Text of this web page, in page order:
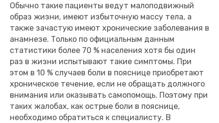
Обычно такие пациенты ведут малоподвижный
образ жизни, имеют избыточную массу тела, а
также зачастую имеют хронические заболевания в
анамнезе. Только по официальным данным
статистики более 70 % населения хотя бы один
раз в жизни испытывают такие симптомы. При
этом в 10 % случаев боли в пояснице приобретают
хроническое течение, если не обращать должного
внимания или оказывать самопомощь. Поэтому при
таких жалобах, как острые боли в пояснице,
необходимо обратиться к специалисту. В